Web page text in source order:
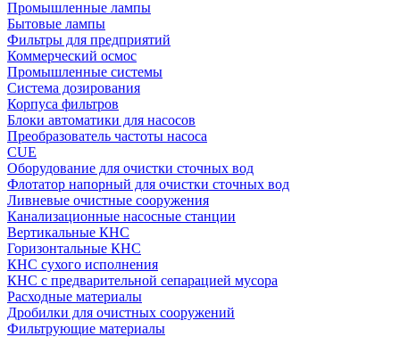
Промышленные лампы
Бытовые лампы
Фильтры для предприятий
Коммерческий осмос
Промышленные системы
Система дозирования
Корпуса фильтров
Блоки автоматики для насосов
Преобразователь частоты насоса
CUE
Оборудование для очистки сточных вод
Флотатор напорный для очистки сточных вод
Ливневые очистные сооружения
Канализационные насосные станции
Вертикальные КНС
Горизонтальные КНС
КНС сухого исполнения
КНС с предварительной сепарацией мусора
Расходные материалы
Дробилки для очистных сооружений
Фильтрующие материалы